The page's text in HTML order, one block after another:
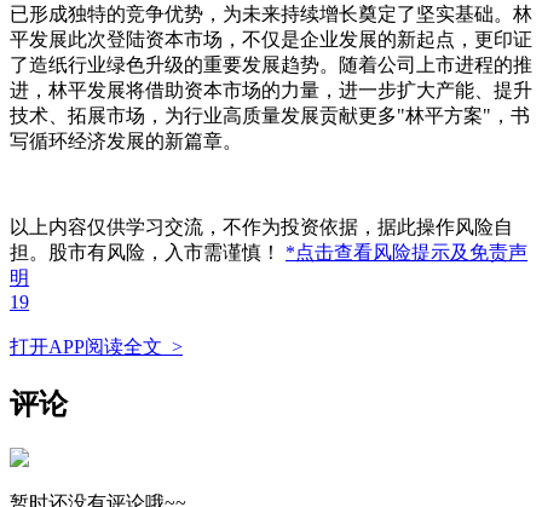
已形成独特的竞争优势，为未来持续增长奠定了坚实基础。林
平发展此次登陆资本市场，不仅是企业发展的新起点，更印证
了造纸行业绿色升级的重要发展趋势。随着公司上市进程的推
进，林平发展将借助资本市场的力量，进一步扩大产能、提升
技术、拓展市场，为行业高质量发展贡献更多"林平方案"，书
写循环经济发展的新篇章。
以上内容仅供学习交流，不作为投资依据，据此操作风险自
担。股市有风险，入市需谨慎！ *点击查看风险提示及免责声
明
19
打开APP阅读全文 >
评论
暂时还没有评论哦~~